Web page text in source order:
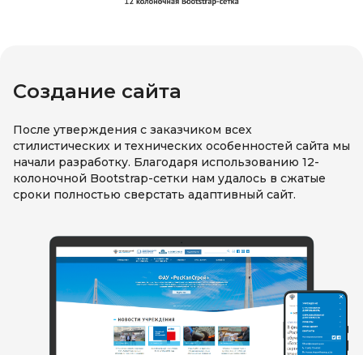
Создание сайта
После утверждения с заказчиком всех
стилистических и технических особенностей сайта мы
начали разработку. Благодаря использованию 12-
колоночной Bootstrap-сетки нам удалось в сжатые
сроки полностью сверстать адаптивный сайт.